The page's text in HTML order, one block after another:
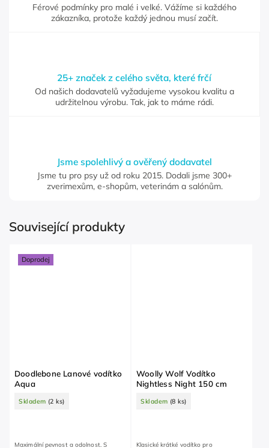
Férové podmínky pro malé i velké. Vážíme si každého
zákazníka, protože každý jednou musí začít.
25+ značek z celého světa, které frčí
Od našich dodavatelů vyžadujeme vysokou kvalitu a
udržitelnou výrobu. Tak, jak to máme rádi.
Jsme spolehlivý a ověřený dodavatel
Jsme tu pro psy už od roku 2015. Dodali jsme 300+
zverimexům, e-shopům, veterinám a salónům.
Související produkty
Doprodej
Doodlebone Lanové vodítko
Aqua
Skladem (2 ks)
Maximální pevnost a odolnost. S
Woolly Wolf Vodítko
Nightless Night 150 cm
Skladem (8 ks)
Klasické krátké vodítko pro